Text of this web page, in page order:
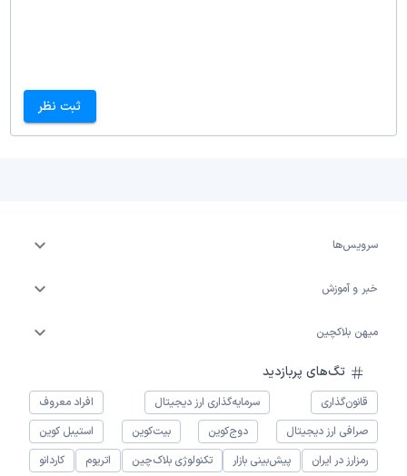
ثبت نظر
سرویس‌ها
خبر و آموزش
میهن بلاکچین
تگ‌های پربازدید
قانون‌گذاری سرمایه‌گذاری ارز دیجیتال
افراد معروف
صرافی ارز دیجیتال
دوج‌کوین بیت‌کوین
استیبل کوین
رمزارز در ایران
پیش‌بینی بازار تکنولوژی بلاک‌چین اتریوم کاردانو